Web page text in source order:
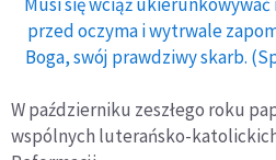
przed oczyma i wytrwale
Boga, swój prawdziwy skarb.
W październiku zeszłego roku
wspólnych luterańsko-